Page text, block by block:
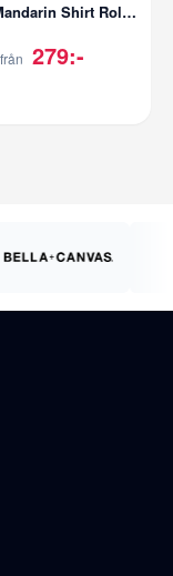
Men`s Mandarin Shirt Roll Tab Sleeve
från 279:-